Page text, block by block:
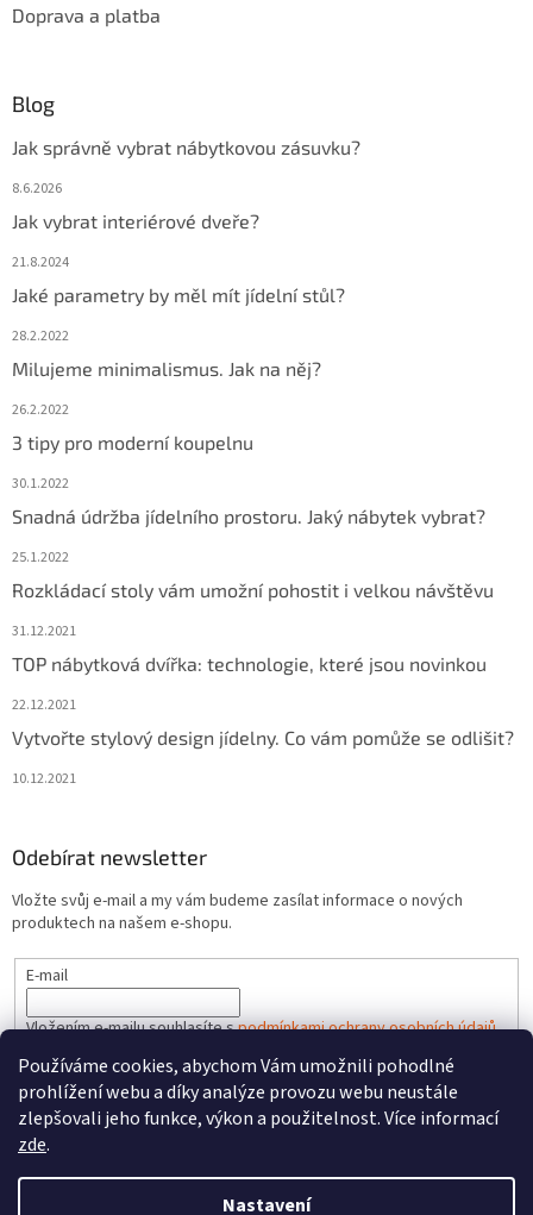
Používáme cookies, abychom Vám umožnili pohodlné
prohlížení webu a díky analýze provozu webu neustále
zlepšovali jeho funkce, výkon a použitelnost. Více informací
zde.
Nastavení
Doprava a platba
Blog
Jak správně vybrat nábytkovou zásuvku?
8.6.2026
Jak vybrat interiérové dveře?
21.8.2024
Jaké parametry by měl mít jídelní stůl?
28.2.2022
Milujeme minimalismus. Jak na něj?
26.2.2022
3 tipy pro moderní koupelnu
30.1.2022
Snadná údržba jídelního prostoru. Jaký nábytek vybrat?
25.1.2022
Rozkládací stoly vám umožní pohostit i velkou návštěvu
31.12.2021
TOP nábytková dvířka: technologie, které jsou novinkou
22.12.2021
Vytvořte stylový design jídelny. Co vám pomůže se odlišit?
10.12.2021
Odebírat newsletter
Vložte svůj e-mail a my vám budeme zasílat informace o nových
produktech na našem e-shopu.
E-mail
Vložením e-mailu souhlasíte spodmínkami ochrany osobních údajů
PŘIHLÁSIT SE